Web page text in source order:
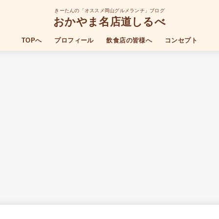
きーたんの「オススメ岡山グルメランチ」ブログ
おかやま名店道しるべ
TOPへ プロフィール 飲食店の皆様へ コンセプト